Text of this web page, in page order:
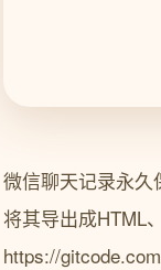
微信聊天记录永久
将其导出成HTML
https://